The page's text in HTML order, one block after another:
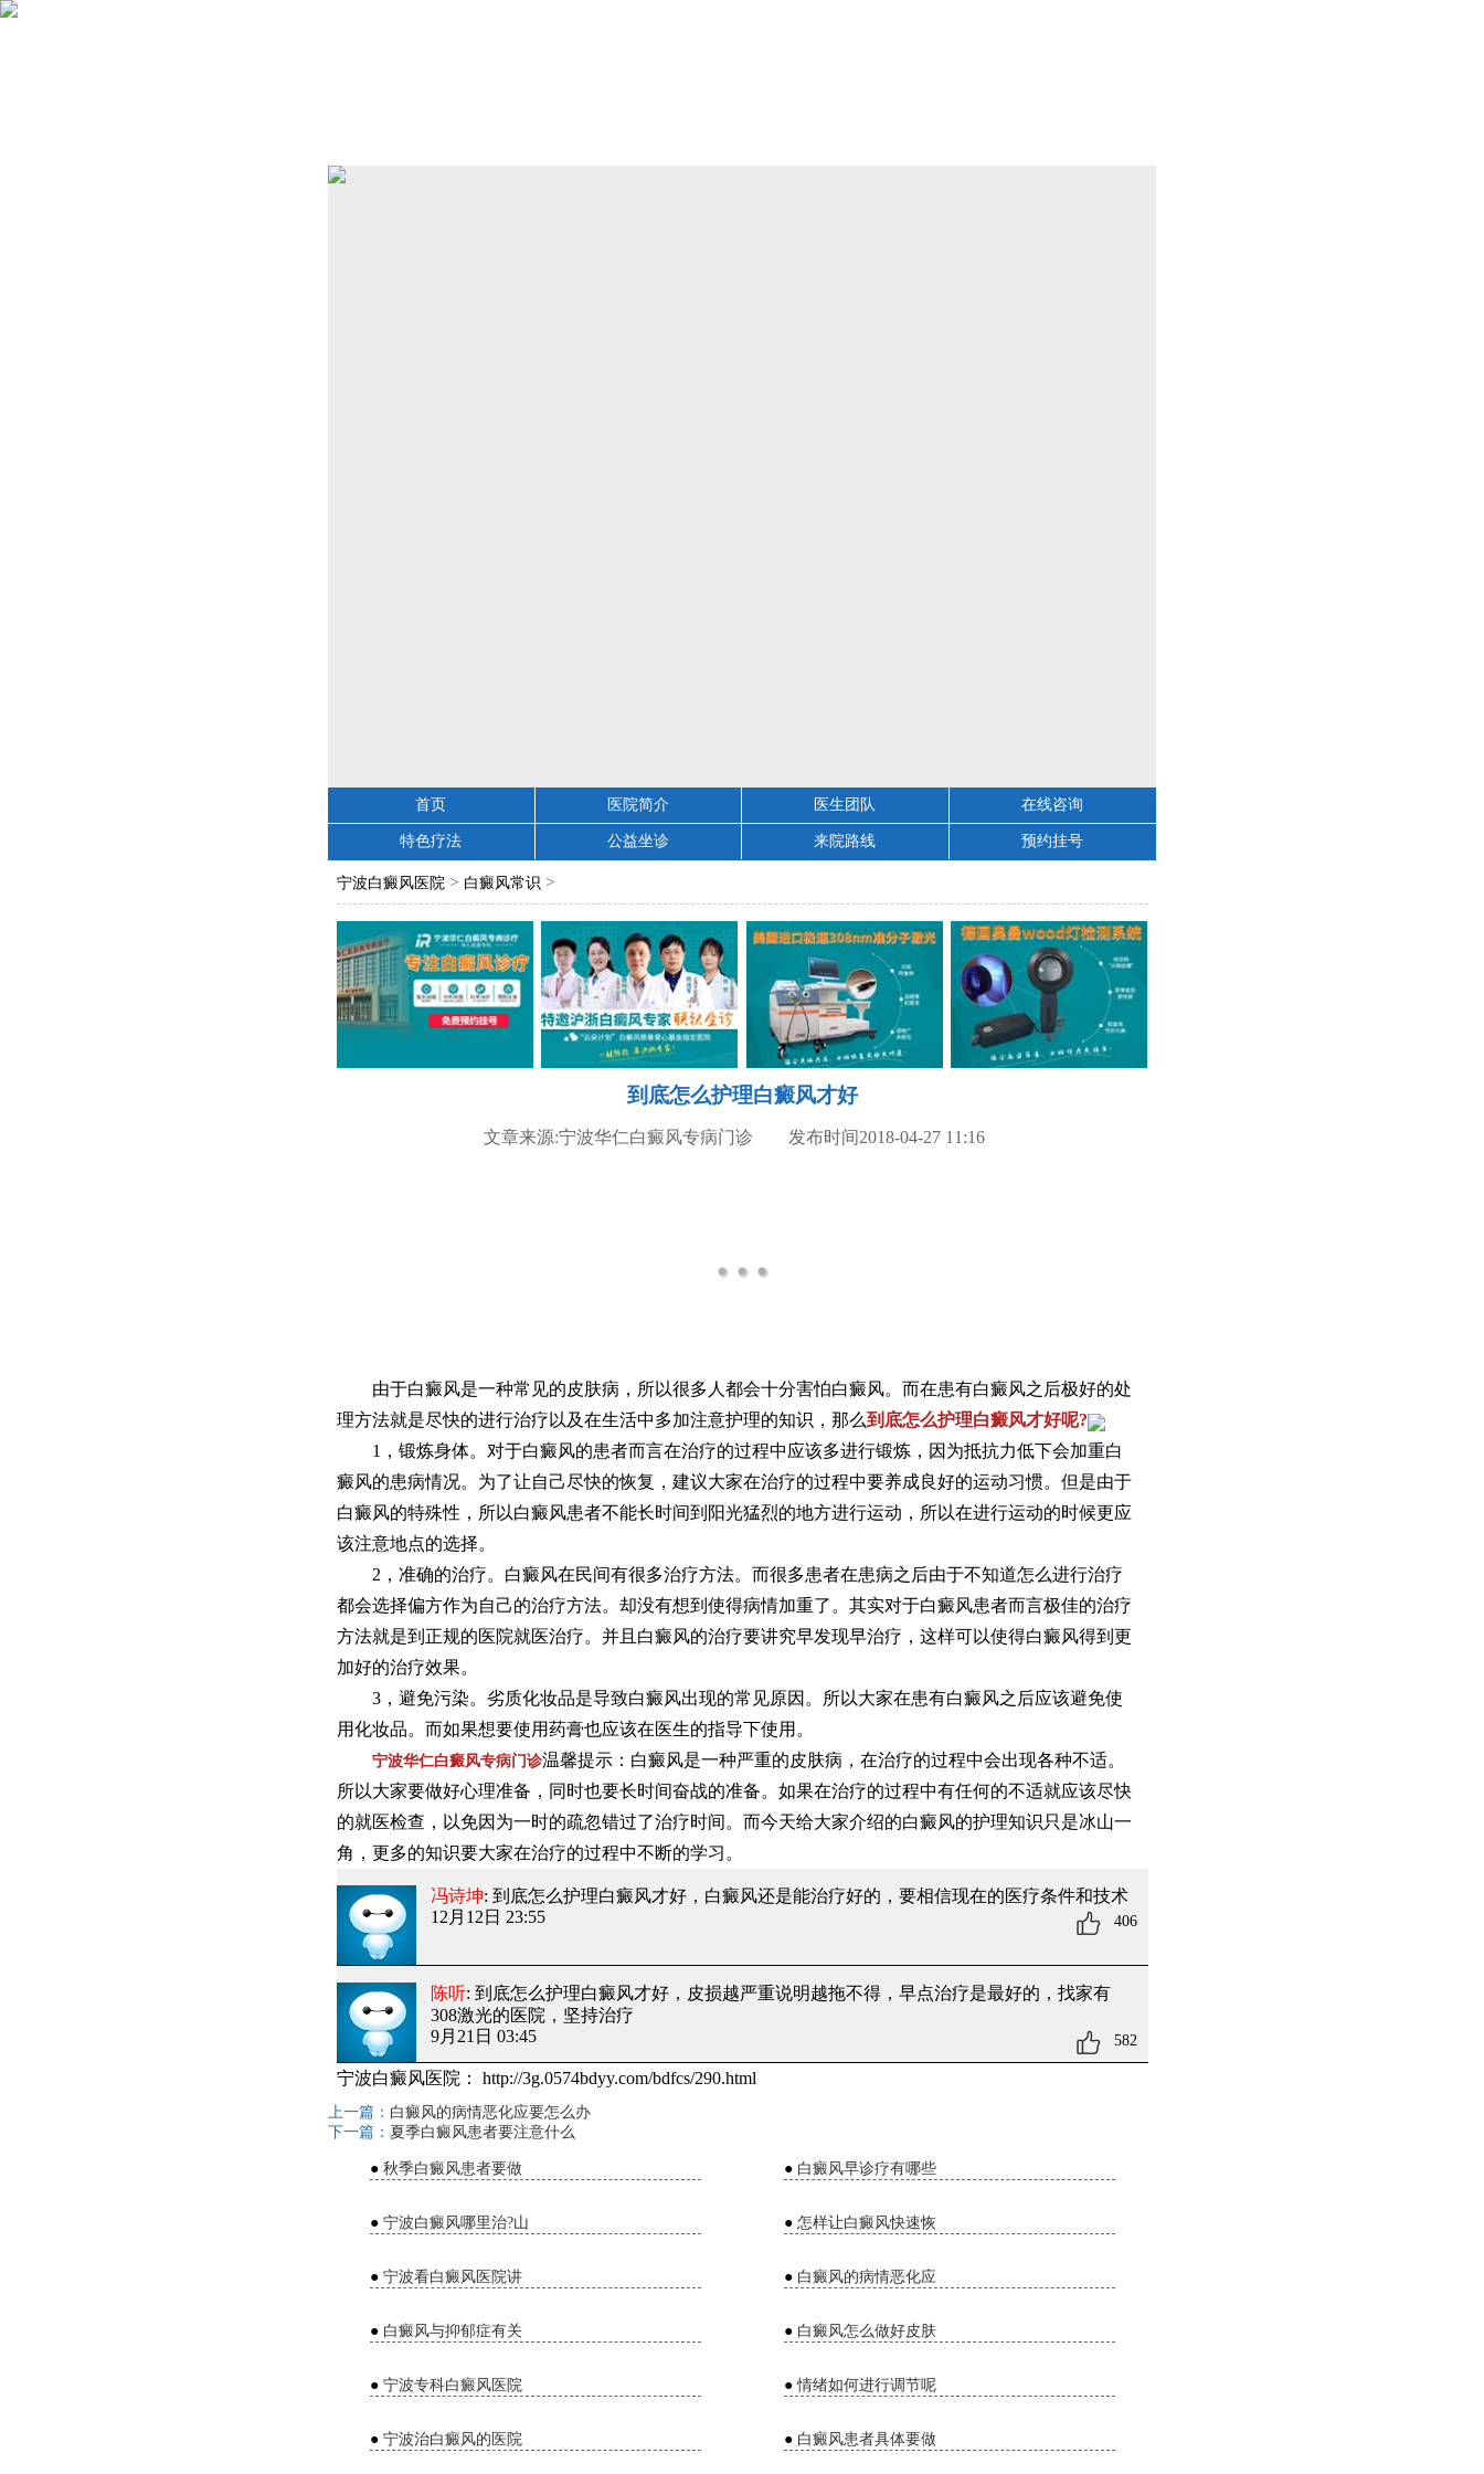
首页 医院简介 医生团队 在线咨询
特色疗法 公益坐诊 来院路线 预约挂号
宁波白癜风医院 > 白癜风常识 >
到底怎么护理白癜风才好
文章来源:宁波华仁白癜风专病门诊 发布时间2018-04-27 11:16
由于白癜风是一种常见的皮肤病，所以很多人都会十分害怕白癜风。而在患有白癜风之后极好的处
理方法就是尽快的进行治疗以及在生活中多加注意护理的知识，那么到底怎么护理白癜风才好呢?
​1，锻炼身体。对于白癜风的患者而言在治疗的过程中应该多进行锻炼，因为抵抗力低下会加重白
癜风的患病情况。为了让自己尽快的恢复，建议大家在治疗的过程中要养成良好的运动习惯。但是由于
白癜风的特殊性，所以白癜风患者不能长时间到阳光猛烈的地方进行运动，所以在进行运动的时候更应
该注意地点的选择。
2，准确的治疗。白癜风在民间有很多治疗方法。而很多患者在患病之后由于不知道怎么进行治疗
都会选择偏方作为自己的治疗方法。却没有想到使得病情加重了。其实对于白癜风患者而言极佳的治疗
方法就是到正规的医院就医治疗。并且白癜风的治疗要讲究早发现早治疗，这样可以使得白癜风得到更
加好的治疗效果。
3，避免污染。劣质化妆品是导致白癜风出现的常见原因。所以大家在患有白癜风之后应该避免使
用化妆品。而如果想要使用药膏也应该在医生的指导下使用。
宁波华仁白癜风专病门诊温馨提示：白癜风是一种严重的皮肤病，在治疗的过程中会出现各种不适。
所以大家要做好心理准备，同时也要长时间奋战的准备。如果在治疗的过程中有任何的不适就应该尽快
的就医检查，以免因为一时的疏忽错过了治疗时间。而今天给大家介绍的白癜风的护理知识只是冰山一
角，更多的知识要大家在治疗的过程中不断的学习。
冯诗坤: 到底怎么护理白癜风才好 ，白癜风还是能治疗好的，要相信现在的医疗条件和技术
12月12日 23:55
406
陈听: 到底怎么护理白癜风才好 ，皮损越严重说明越拖不得，早点治疗是最好的，找家有
308激光的医院，坚持治疗
9月21日 03:45
582
宁波白癜风医院： http://3g.0574bdyy.com/bdfcs/290.html
上一篇： 白癜风的病情恶化应要怎么办
下一篇： 夏季白癜风患者要注意什么
● 秋季白癜风患者要做 ● 白癜风早诊疗有哪些
● 宁波白癜风哪里治?山 ● 怎样让白癜风快速恢
● 宁波看白癜风医院讲 ● 白癜风的病情恶化应
● 白癜风与抑郁症有关 ● 白癜风怎么做好皮肤
● 宁波专科白癜风医院 ●情绪如何进行调节呢
● 宁波治白癜风的医院 ● 白癜风患者具体要做